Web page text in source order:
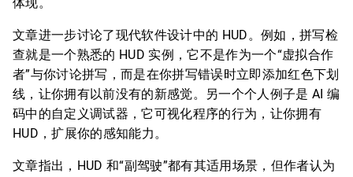
文章进一步讨论了现代软件设计中的 HUD。例如，拼写检
查就是一个熟悉的 HUD 实例，它不是作为一个“虚拟合作
者”与你讨论拼写，而是在你拼写错误时立即添加红色下划
线，让你拥有以前没有的新感觉。另一个个人例子是 AI 编
码中的自定义调试器，它可视化程序的行为，让你拥有
HUD，扩展你的感知能力。
文章指出，HUD 和“副驾驶”都有其适用场景，但作者认为